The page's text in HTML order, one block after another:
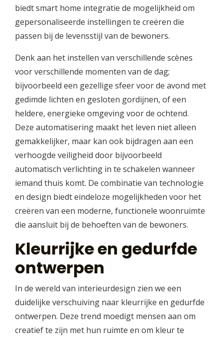
biedt smart home integratie de mogelijkheid om
gepersonaliseerde instellingen te creëren die
passen bij de levensstijl van de bewoners.
Denk aan het instellen van verschillende scènes
voor verschillende momenten van de dag;
bijvoorbeeld een gezellige sfeer voor de avond met
gedimde lichten en gesloten gordijnen, of een
heldere, energieke omgeving voor de ochtend.
Deze automatisering maakt het leven niet alleen
gemakkelijker, maar kan ook bijdragen aan een
verhoogde veiligheid door bijvoorbeeld
automatisch verlichting in te schakelen wanneer
iemand thuis komt. De combinatie van technologie
en design biedt eindeloze mogelijkheden voor het
creëren van een moderne, functionele woonruimte
die aansluit bij de behoeften van de bewoners.
Kleurrijke en gedurfde
ontwerpen
In de wereld van interieurdesign zien we een
duidelijke verschuiving naar kleurrijke en gedurfde
ontwerpen. Deze trend moedigt mensen aan om
creatief te zijn met hun ruimte en om kleur te